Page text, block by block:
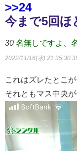
>>24
今まで5回ほ
30 名無しですよ、
2022/11/16(水)
これはズレたとこ
それともマス中央